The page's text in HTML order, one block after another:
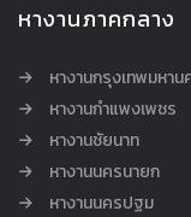
หางานภาคกลาง
หางานกรุงเทพมหาน
หางานกำแพงเพชร
หางานชัยนาท
หางานนครนายก
หางานนครปฐม